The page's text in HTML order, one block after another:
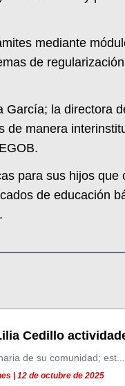
mediante
de
la directora
manera
para sus hijos que
de educación
Cedillo
de su comunidad; est...
| 12 de octubre de 2025